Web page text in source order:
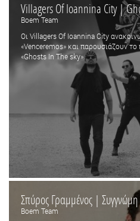
Villagers Of Ioannina City |
Boem Team
Οι Villagers Of Ioannina City
«Venceremos» και παρουσιάζουν
«Ghosts In The sky»
Σπύρος Γραμμένος |
Boem Team